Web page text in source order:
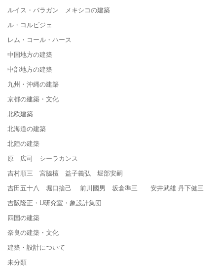
ルイス・バラガン メキシコの建築
ル・コルビジェ
レム・コール・ハース
中国地方の建築
中部地方の建築
九州・沖縄の建築
京都の建築・文化
北欧建築
北海道の建築
北陸の建築
原 広司 シーラカンス
吉村順三 宮脇檀 益子義弘 堀部安嗣
吉田五十八 堀口捨己 前川國男 坂倉準三 安井武雄 丹下健三
吉阪隆正・U研究室・象設計集団
四国の建築
奈良の建築・文化
建築・設計について
未分類